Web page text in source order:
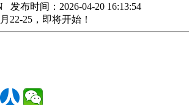
布时间：2026-04-20 16:13:54
22-25，即将开始！